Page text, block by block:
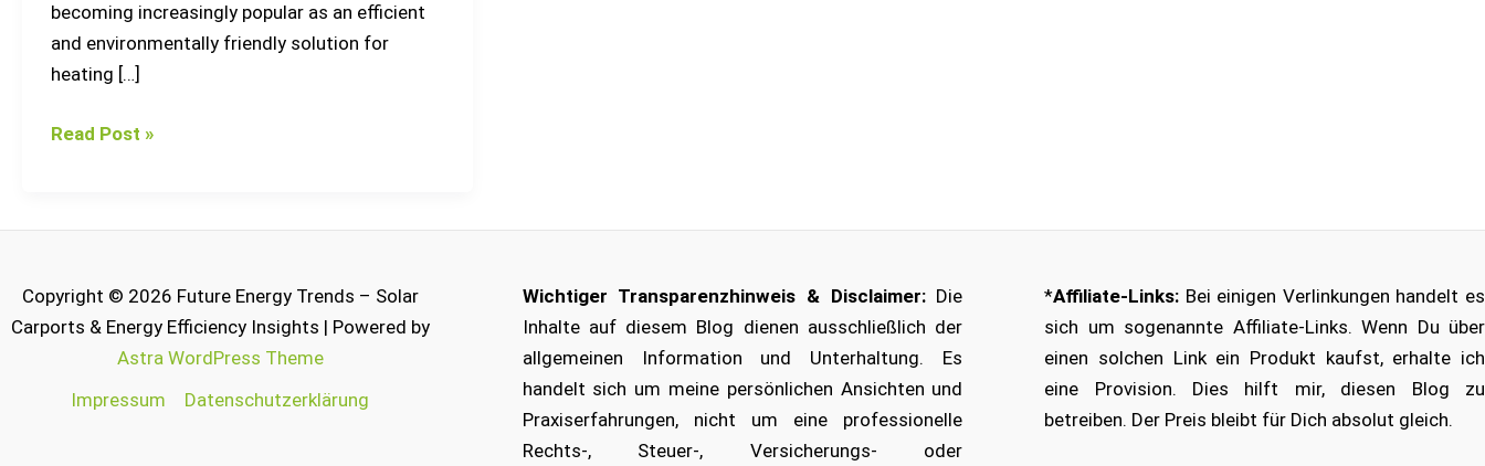
becoming increasingly popular as an efficient
and environmentally friendly solution for
heating […]
Read Post »
Copyright © 2026 Future Energy Trends – Solar
Carports & Energy Efficiency Insights | Powered by
Astra WordPress Theme
Impressum
Datenschutzerklärung
Wichtiger Transparenzhinweis & Disclaimer:Die
Inhalte auf diesem Blog dienen ausschließlich der
allgemeinen Information und Unterhaltung. Es
handelt sich um meine persönlichen Ansichten und
Praxiserfahrungen, nicht um eine professionelle
Rechts-, Steuer-, Versicherungs- oder
*Affiliate-Links: Bei einigen Verlinkungen handelt es
sich um sogenannte Affiliate-Links. Wenn Du über
einen solchen Link ein Produkt kaufst, erhalte ich
eine Provision. Dies hilft mir, diesen Blog zu
betreiben. Der Preis bleibt für Dich absolut gleich.